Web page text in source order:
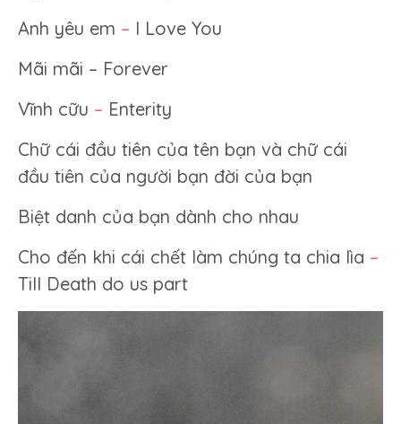
Anh yêu em – I Love You
Mãi mãi – Forever
Vĩnh cữu – Enterity
Chữ cái đầu tiên của tên bạn và chữ cái
đầu tiên của người bạn đời của bạn
Biệt danh của bạn dành cho nhau
Cho đến khi cái chết làm chúng ta chia lìa –
Till Death do us part